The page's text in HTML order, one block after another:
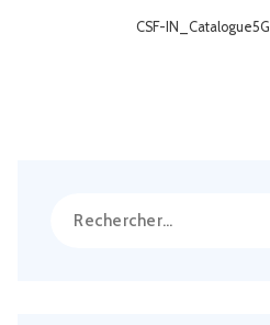
CSF-IN_Catalogue5G